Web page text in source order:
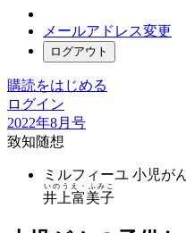
メールアドレス変更
ログアウト
購読をはじめる
ログイン
2022年8月号
致知随想
ミルフィーユ 小児が
井上富美子
いのうえ・ふみこ